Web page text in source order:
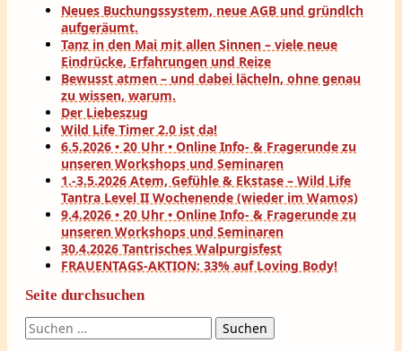
Neues Buchungssystem, neue AGB und gründlch
aufgeräumt.
Tanz in den Mai mit allen Sinnen – viele neue
Eindrücke, Erfahrungen und Reize
Bewusst atmen – und dabei lächeln, ohne genau
zu wissen, warum.
Der Liebeszug
Wild Life Timer 2.0 ist da!
6.5.2026 • 20 Uhr • Online Info- & Fragerunde zu
unseren Workshops und Seminaren
1.-3.5.2026 Atem, Gefühle & Ekstase – Wild Life
Tantra Level II Wochenende (wieder im Wamos)
9.4.2026 • 20 Uhr • Online Info- & Fragerunde zu
unseren Workshops und Seminaren
30.4.2026 Tantrisches Walpurgisfest
FRAUENTAGS-AKTION: 33% auf Loving Body!
Seite durchsuchen
Suchen
nach: